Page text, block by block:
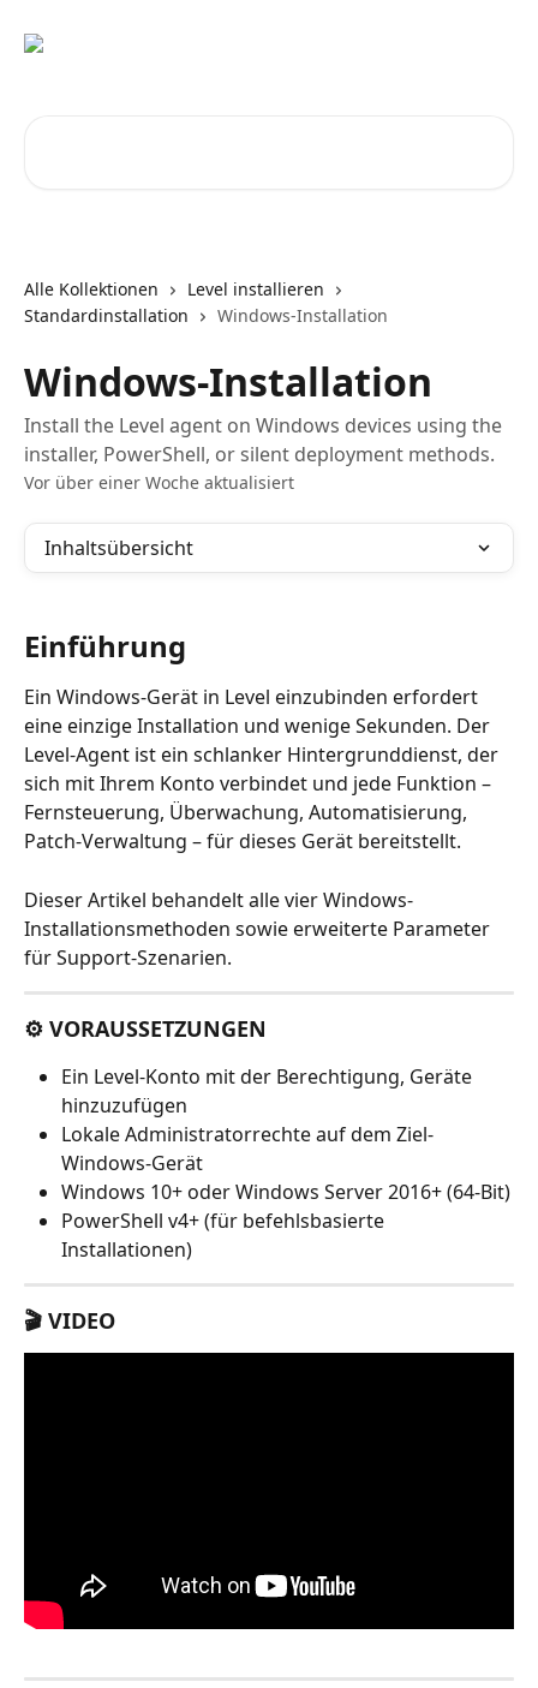
Alle Kollektionen
Level installieren
Standardinstallation
Windows-Installation
Windows-Installation
Install the Level agent on Windows devices using the
installer, PowerShell, or silent deployment methods.
Vor über einer Woche aktualisiert
Inhaltsübersicht
Einführung
Ein Windows-Gerät in Level einzubinden erfordert
eine einzige Installation und wenige Sekunden. Der
Level-Agent ist ein schlanker Hintergrunddienst, der
sich mit Ihrem Konto verbindet und jede Funktion –
Fernsteuerung, Überwachung, Automatisierung,
Patch-Verwaltung – für dieses Gerät bereitstellt.
Dieser Artikel behandelt alle vier Windows-
Installationsmethoden sowie erweiterte Parameter
für Support-Szenarien.
⚙️ VORAUSSETZUNGEN
Ein Level-Konto mit der Berechtigung, Geräte
hinzuzufügen
Lokale Administratorrechte auf dem Ziel-
Windows-Gerät
Windows 10+ oder Windows Server 2016+ (64-Bit)
PowerShell v4+ (für befehlsbasierte
Installationen)
🎬 VIDEO